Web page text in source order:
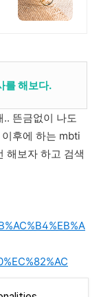
를 해보다.
뜬금없이 나도
후에 하는 mbti
해보자 하고 검색